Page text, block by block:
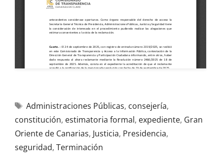
Administraciones Públicas, consejería,
constitución, estimatoria formal, expediente, Gran
Oriente de Canarias, Justicia, Presidencia,
seguridad, Terminación